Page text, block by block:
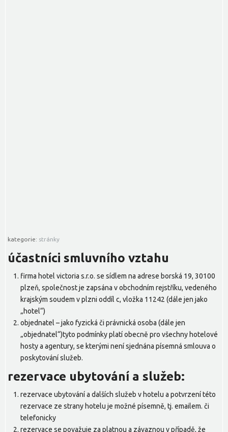
kategorie: stránky
účastníci smluvního vztahu
firma hotel victoria s.r.o. se sídlem na adrese borská 19, 30100
plzeň, společnost je zapsána v obchodním rejstříku, vedeného
krajským soudem v plzni oddíl c, vložka 11242 (dále jen jako
„hotel“)
objednatel – jako fyzická či právnická osoba (dále jen
„objednatel“)tyto podmínky platí obecně pro všechny hotelové
hosty a agentury, se kterými není sjednána písemná smlouva o
poskytování služeb.
rezervace ubytování a služeb:
rezervace ubytování a dalších služeb v hotelu a potvrzení této
rezervace ze strany hotelu je možné písemně, tj. emailem. či
telefonicky
rezervace se považuje za platnou a závaznou v případě, že